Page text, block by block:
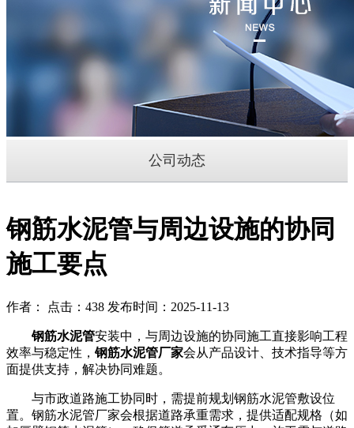
公司动态
钢筋水泥管与周边设施的协同
施工要点
作者： 点击：438 发布时间：2025-11-13
钢筋水泥管安装中，与周边设施的协同施工直接影响工程
效率与稳定性，钢筋水泥管厂家会从产品设计、技术指导等方
面提供支持，解决协同难题。
与市政道路施工协同时，需提前规划钢筋水泥管敷设位
置。钢筋水泥管厂家会根据道路承重需求，提供适配规格（如